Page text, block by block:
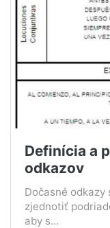
Definícia a
odkazov
Dočasné
zjednotiť
aby s...